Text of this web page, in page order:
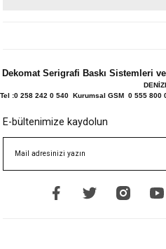
Ürün resmi kalitesiz, bozuk veya
Ürün fiyatı diğer sitelerden daha pahalı.
Bu ürüne benzer farklı alternatifler
Dekomat Serigrafi Baskı Sistemleri ve
Tel :0 258 242 0 540 Kurumsal GSM 0 555
E-bültenimize kaydolun